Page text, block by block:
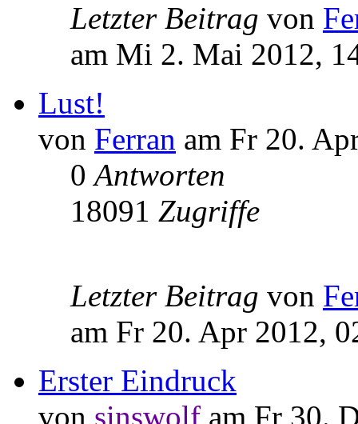
Letzter Beitrag von
am Mi 2. Mai 2012,
Lust!
von Ferran am Fr 20.
0Antworten
18091 Zugriffe
Letzter Beitrag von
am Fr 20. Apr 2012,
Erster Eindruck
von sinswolf am Fr 30.